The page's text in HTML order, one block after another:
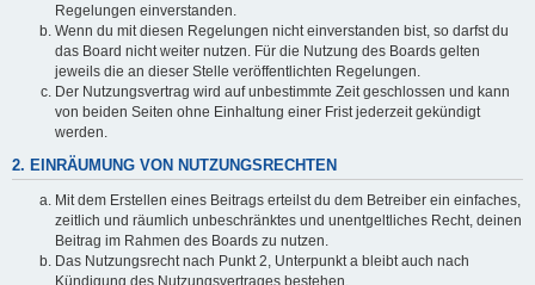
Regelungen einverstanden.
Wenn du mit diesen Regelungen nicht einverstanden bist, so darfst du
das Board nicht weiter nutzen. Für die Nutzung des Boards gelten
jeweils die an dieser Stelle veröffentlichten Regelungen.
Der Nutzungsvertrag wird auf unbestimmte Zeit geschlossen und kann
von beiden Seiten ohne Einhaltung einer Frist jederzeit gekündigt
werden.
2. EINRÄUMUNG VON NUTZUNGSRECHTEN
Mit dem Erstellen eines Beitrags erteilst du dem Betreiber ein einfaches,
zeitlich und räumlich unbeschränktes und unentgeltliches Recht, deinen
Beitrag im Rahmen des Boards zu nutzen.
Das Nutzungsrecht nach Punkt 2, Unterpunkt a bleibt auch nach